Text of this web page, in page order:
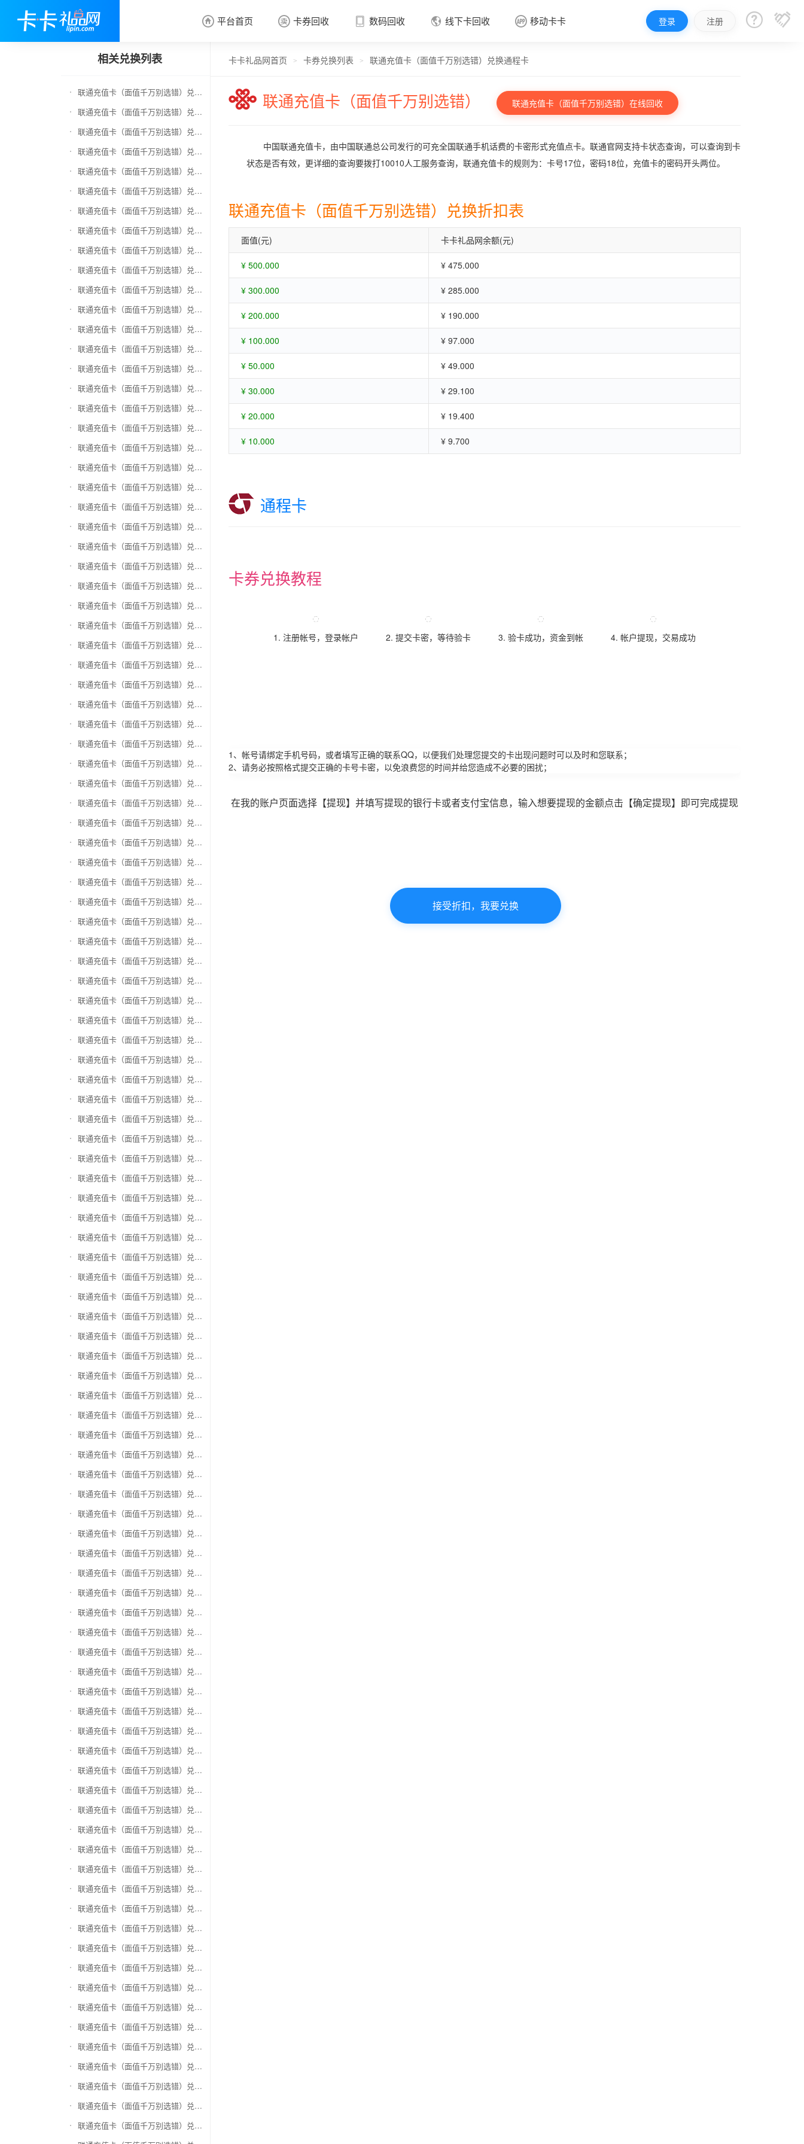
 平台首页  卡券回收
 卡券回收
 数码回收  线下卡回收  移动卡卡 登录 注册  
相关兑换列表
联通充值卡（面值千万别选错）兑换京东E卡
联通充值卡（面值千万别选错）兑换中石化加油卡
联通充值卡（面值千万别选错）兑换移动充值卡（面值千万别选错）
联通充值卡（面值千万别选错）兑换电信充值卡（面值千万别选错）
联通充值卡（面值千万别选错）兑换京东钢镚
联通充值卡（面值千万别选错）兑换中石化加油卡无卡号（面值千万别选错）
联通充值卡（面值千万别选错）兑换中石油全国充值卡
联通充值卡（面值千万别选错）兑换京东领货码
联通充值卡（面值千万别选错）兑换京东超市卡
联通充值卡（面值千万别选错）兑换苏宁易购礼品卡
联通充值卡（面值千万别选错）兑换骏网一卡通
联通充值卡（面值千万别选错）兑换骏网乐充
联通充值卡（面值千万别选错）兑换汇元智付卡
联通充值卡（面值千万别选错）兑换携程任我行
联通充值卡（面值千万别选错）兑换中欣卡(中欣通卡)
联通充值卡（面值千万别选错）兑换盛大一卡通
联通充值卡（面值千万别选错）兑换网易一卡通
联通充值卡（面值千万别选错）兑换天宏一卡通（易冲天宏卡）
联通充值卡（面值千万别选错）兑换巨人一卡通(征途卡)
联通充值卡（面值千万别选错）兑换美团礼品卡
联通充值卡（面值千万别选错）兑换(百联卡)联华ok卡
联通充值卡（面值千万别选错）兑换资和信
联通充值卡（面值千万别选错）兑换沃尔玛购物卡
联通充值卡（面值千万别选错）兑换和信通
联通充值卡（面值千万别选错）兑换拉卡拉沃尔玛
联通充值卡（面值千万别选错）兑换携程任我游
联通充值卡（面值千万别选错）兑换中银通支付(银联购物卡)
联通充值卡（面值千万别选错）兑换瑞祥商联卡
联通充值卡（面值千万别选错）兑换家乐福超市卡
联通充值卡（面值千万别选错）兑换Q币卡
联通充值卡（面值千万别选错）兑换联通积分Q币
联通充值卡（面值千万别选错）兑换完美一卡通
联通充值卡（面值千万别选错）兑换久游一卡通
联通充值卡（面值千万别选错）兑换搜狐一卡通
联通充值卡（面值千万别选错）兑换中国区苹果充值卡
联通充值卡（面值千万别选错）兑换账号内Q币寄售（维护中）
联通充值卡（面值千万别选错）兑换唯品会礼品卡(唯品卡)
联通充值卡（面值千万别选错）兑换万商卡
联通充值卡（面值千万别选错）兑换飞银彩虹卡
联通充值卡（面值千万别选错）兑换天猫超市卡/享淘卡
联通充值卡（面值千万别选错）兑换万里通积分卡
联通充值卡（面值千万别选错）兑换壹钱包(壹卡会)
联通充值卡（面值千万别选错）兑换去哪儿礼品卡
联通充值卡（面值千万别选错）兑换阳光卡(阳光爱车)
联通充值卡（面值千万别选错）兑换华润万家购物卡
联通充值卡（面值千万别选错）兑换华润苏果卡(苏果超市卡)（维护 请暂停提交）
联通充值卡（面值千万别选错）兑换天虹购物卡
联通充值卡（面值千万别选错）兑换盒马生鲜礼品卡
联通充值卡（面值千万别选错）兑换屈臣氏
联通充值卡（面值千万别选错）兑换大润发购物卡
联通充值卡（面值千万别选错）兑换银泰百货银泰卡
联通充值卡（面值千万别选错）兑换物美/美通卡
联通充值卡（面值千万别选错）兑换世纪联华充值卡(杭州联华)
联通充值卡（面值千万别选错）兑换重百世纪卡(重庆百货)
联通充值卡（面值千万别选错）兑换南京中央商场购物卡
联通充值卡（面值千万别选错）兑换银座购物卡（黑卡）
联通充值卡（面值千万别选错）兑换叮咚买菜（限通用礼品卡）
联通充值卡（面值千万别选错）兑换上海家化卡
联通充值卡（面值千万别选错）兑换山东一卡通
联通充值卡（面值千万别选错）兑换大众E卡通
联通充值卡（面值千万别选错）兑换杭州市民卡
联通充值卡（面值千万别选错）兑换驴妈妈礼品卡
联通充值卡（面值千万别选错）兑换永辉超市卡（限实体卡）
联通充值卡（面值千万别选错）兑换中百超市购物卡
联通充值卡（面值千万别选错）兑换爱奇艺会员激活码
联通充值卡（面值千万别选错）兑换腾讯视频会员激活码
联通充值卡（面值千万别选错）兑换优酷会员激活码
联通充值卡（面值千万别选错）兑换搜狐视频
联通充值卡（面值千万别选错）兑换芒果TV
联通充值卡（面值千万别选错）兑换QQ音乐
联通充值卡（面值千万别选错）兑换酷狗音乐
联通充值卡（面值千万别选错）兑换周黑鸭
联通充值卡（面值千万别选错）兑换一号店礼品卡
联通充值卡（面值千万别选错）兑换亚马逊（只要实体卡）
联通充值卡（面值千万别选错）兑换中粮我买网礼品卡
联通充值卡（面值千万别选错）兑换当当礼品卡
联通充值卡（面值千万别选错）兑换国美红券
联通充值卡（面值千万别选错）兑换盛付通卡
联通充值卡（面值千万别选错）兑换付费通
联通充值卡（面值千万别选错）兑换得仕通卡
联通充值卡（面值千万别选错）兑换便利通卡
联通充值卡（面值千万别选错）兑换同程旅游卡
联通充值卡（面值千万别选错）兑换万能消费卡
联通充值卡（面值千万别选错）兑换生活杉德卡
联通充值卡（面值千万别选错）兑换世通卡
联通充值卡（面值千万别选错）兑换商盟卡
联通充值卡（面值千万别选错）兑换赢点生活卡
联通充值卡（面值千万别选错）兑换智惠卡
联通充值卡（面值千万别选错）兑换途牛商旅卡
联通充值卡（面值千万别选错）兑换天天一卡通
联通充值卡（面值千万别选错）兑换(易初)卜蜂莲花礼品卡
联通充值卡（面值千万别选错）兑换神州运通超级卡(运通网购卡)
联通充值卡（面值千万别选错）兑换中石油省卡
联通充值卡（面值千万别选错）兑换必胜客
联通充值卡（面值千万别选错）兑换星巴克
联通充值卡（面值千万别选错）兑换哈根达斯电子券
联通充值卡（面值千万别选错）兑换平安1768欢乐豆
联通充值卡（面值千万别选错）兑换金山一卡通
联通充值卡（面值千万别选错）兑换汉购通
联通充值卡（面值千万别选错）兑换肯德基
联通充值卡（面值千万别选错）兑换CoCo
联通充值卡（面值千万别选错）兑换COSTA
联通充值卡（面值千万别选错）兑换滴滴打车
联通充值卡（面值千万别选错）兑换锦江e卡通(锦江一卡通)
卡卡礼品网首页 > 卡券兑换列表 > 联通充值卡（面值千万别选错）兑换通程卡
联通充值卡（面值千万别选错） 联通充值卡（面值千万别选错）在线回收
中国联通充值卡，由中国联通总公司发行的可充全国联通手机话费的卡密形式充值点卡。联通官网支持卡状态查询，可以查询到卡
状态是否有效，更详细的查询要拨打10010人工服务查询，联通充值卡的规则为：卡号17位，密码18位，充值卡的密码开头两位。
联通充值卡（面值千万别选错）兑换折扣表
面值(元) 卡卡礼品网余额(元)
¥ 500.000 ¥ 475.000
¥ 300.000 ¥ 285.000
¥ 200.000 ¥ 190.000
¥ 100.000 ¥ 97.000
¥ 50.000 ¥ 49.000
¥ 30.000 ¥ 29.100
¥ 20.000 ¥ 19.400
¥ 10.000 ¥ 9.700
通程卡
卡券兑换教程
1. 注册帐号，登录帐户 2. 提交卡密，等待验卡 3. 验卡成功，资金到帐 4. 帐户提现，交易成功
1、帐号请绑定手机号码，或者填写正确的联系QQ，以便我们处理您提交的卡出现问题时可以及时和您联系；
2、请务必按照格式提交正确的卡号卡密，以免浪费您的时间并给您造成不必要的困扰；
在我的账户页面选择【提现】并填写提现的银行卡或者支付宝信息，输入想要提现的金额点击【确定提现】即可完成提现
接受折扣，我要兑换